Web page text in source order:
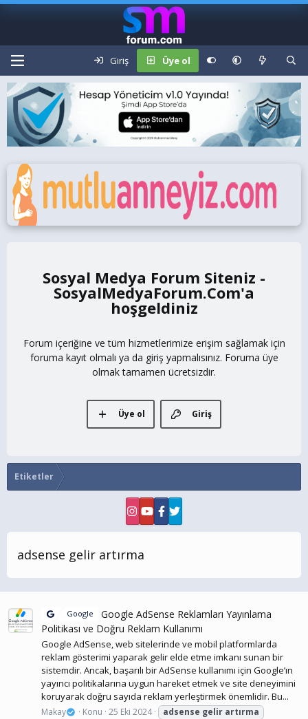
Giriş Üye ol
Sosyal Medya Forum Siteniz -
SosyalMedyaForum.Com
Forum içeriğine ve tüm hizmetlerimize erişim sağlamak için
foruma kayıt olmalı ya da giriş yapmalısınız. Foruma üye
olmak tamamen ücretsizdir.
Giriş
Üye ol
Etiketler
adsense gelir artırma
Google
Google AdSense Reklamları Yayınlama
Politikası ve Doğru Reklam Kullanımı
Google AdSense, web sitelerinde ve mobil platformlarda
reklam gösterimi yaparak gelir elde etme imkanı sunan bir
sistemdir. Ancak, başarılı bir AdSense kullanımı için Google’ın
yayıncı politikalarına uygun hareket etmek ve site deneyimini
koruyarak doğru sayıda reklam yerleştirmek önemlidir. Bu...
Makay Konu 25 Eki 2024 adsense gelir artırma